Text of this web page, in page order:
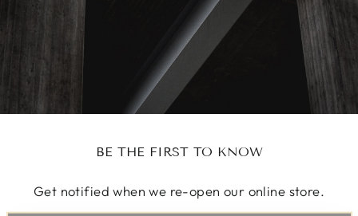
BE THE FIRST TO KNOW
Get notified when we re-open our online store.